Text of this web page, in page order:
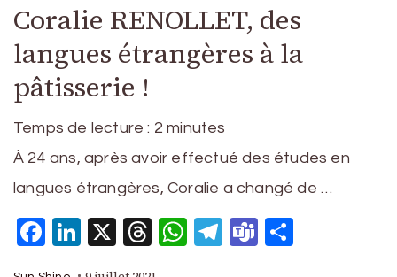
Coralie RENOLLET, des
langues étrangères à la
pâtisserie !
Temps de lecture : 2 minutes
À 24 ans, après avoir effectué des études en
langues étrangères, Coralie a changé de …
Facebook
LinkedIn
X Threads
WhatsApp
Telegram
Teams